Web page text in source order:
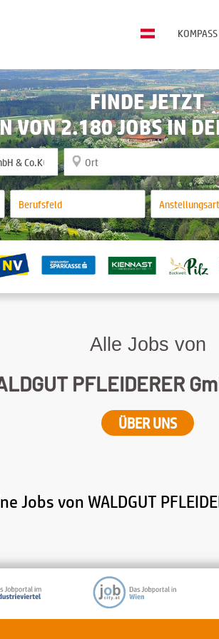
KOMPASS
FINDE JETZT
VON 2.180 JOBS IN
Alle Jobs von
PFLEIDERER
ÜBER UNS
Jobs von WALDGUT